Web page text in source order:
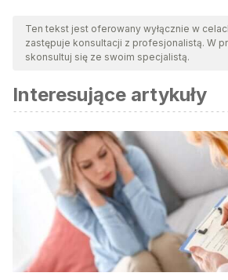
Ten tekst jest oferowany wyłącznie w
zastępuje konsultacji z profesjonalistą. W
skonsultuj się ze swoim specjalistą.
Interesujące artykuły